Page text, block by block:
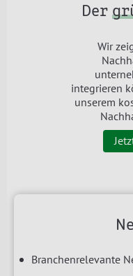
Branchenrelevante
Der
Wir
integrieren
unserem